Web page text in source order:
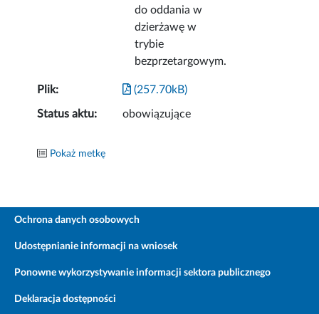
do oddania w
dzierżawę w
trybie
bezprzetargowym.
Plik: (257.70kB)
Status aktu: obowiązujące
Pokaż metkę
Ochrona danych osobowych
Udostępnianie informacji na wniosek
Ponowne wykorzystywanie informacji sektora publicznego
Deklaracja dostępności